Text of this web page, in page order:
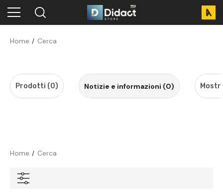
Home Cerca
Prodotti (0) Notizie e informazioni (0)
Home Cerca